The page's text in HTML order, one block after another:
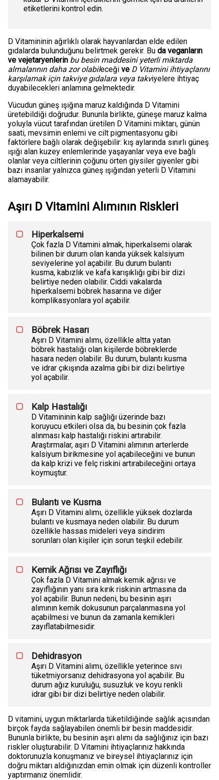
etiketlerini kontrol edin.
D Vitamininin ağırlıklı olarak hayvanlardan elde edilen
gıdalarda bulunduğunu belirtmek gerekir. Bu da veganların
ve vejetaryenlerin bu besin maddesini yeterli miktarda
almalarının daha zor olabileceği ve D Vitamini ihtiyaçlarını
karşılamak için takviye gıdalara veya takviyelere ihtiyaç
duyabilecekleri anlamına gelmektedir.
Vücudun güneş ışığına maruz kaldığında D Vitamini
üretebildiği doğrudur. Bununla birlikte, güneşe maruz kalma
yoluyla vücut tarafından üretilen D Vitamini miktarı, günün
saati, mevsimin enlemi ve cilt pigmentasyonu gibi
faktörlere bağlı olarak değişebilir: kış aylarında sınırlı güneş
ışığı alan kuzey enlemlerinde yaşayanlar veya eve bağlı
olanlar veya ciltlerinin çoğunu örten giysiler giyenler gibi
bazı insanlar yalnızca güneş ışığından yeterli D Vitamini
alamayabilir.
Aşırı D Vitamini Alımının Riskleri
Hiperkalsemi
Çok fazla D Vitamini almak, hiperkalsemi olarak
bilinen bir durum olan kanda yüksek kalsiyum
seviyelerine yol açabilir. Bu durum bulantı
kusma, kabızlık ve kafa karışıklığı gibi bir dizi
belirtiye neden olabilir. Ciddi vakalarda
hiperkalsemi böbrek hasarına ve diğer
komplikasyonlara yol açabilir.
Böbrek Hasarı
Aşırı D Vitamini alımı, özellikle altta yatan
böbrek hastalığı olan kişilerde böbreklerde
hasara neden olabilir. Bu durum, bulantı kusma
ve idrar çıkışında azalma gibi bir dizi belirtiye
yol açabilir.
Kalp Hastalığı
D Vitamininin kalp sağlığı üzerinde bazı
koruyucu etkileri olsa da, bu besinin çok fazla
alınması kalp hastalığı riskini artırabilir.
Araştırmalar, aşırı D Vitamini alımının arterlerde
kalsiyum birikmesine yol açabileceğini ve bunun
da kalp krizi ve felç riskini artırabileceğini ortaya
koymuştur.
Bulantı ve Kusma
Aşırı D Vitamini alımı, özellikle yüksek dozlarda
bulantı ve kusmaya neden olabilir. Bu durum
özellikle hassas mideleri veya sindirim
sorunları olan kişiler için sorun teşkil edebilir.
Kemik Ağrısı ve Zayıflığı
Çok fazla D Vitamini almak kemik ağrısı ve
zayıflığının yanı sıra kırık riskinin artmasına da
yol açabilir. Bunun nedeni, bu besinin aşırı
alımının kemik dokusunun parçalanmasına yol
açabilmesi ve bunun da zamanla kemikleri
zayıflatabilmesidir.
Dehidrasyon
Aşırı D Vitamini alımı, özellikle yeterince sıvı
tüketmiyorsanız dehidrasyona yol açabilir. Bu
durum ağız kuruluğu, susuzluk ve koyu renkli
idrar gibi bir dizi belirtiye neden olabilir.
D vitamini, uygun miktarlarda tüketildiğinde sağlık açısından
birçok fayda sağlayabilen önemli bir besin maddesidir.
Bununla birlikte, bu besinin aşırı alımı da sağlığınız için bazı
riskler oluşturabilir. D Vitamini ihtiyaçlarınız hakkında
doktorunuzla konuşmanız ve bireysel ihtiyaçlarınız için
doğru miktarı aldığınızdan emin olmak için düzenli kontroller
yaptırmanız önemlidir.